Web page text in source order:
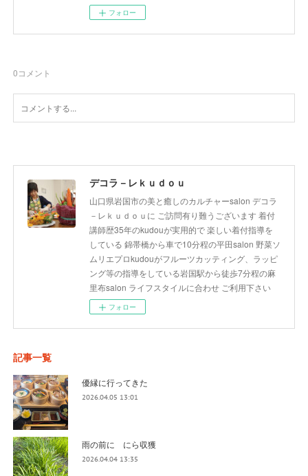
フォロー
0コメント
デコラ－レｋｕｄｏｕ
山口県岩国市の美と癒しのカルチャーsalon デコラ
－レｋｕｄｏｕに ご訪問有り難うございます 着付
講師歴35年のkudouが実用的で 楽しい着付指導を
している 錦帯橋から車で10分程の平田salon 野菜ソ
ムリエプロkudouがフルーツカッティング、ラッピ
ング等の指導をしている岩国駅から徒歩7分程の麻
里布salon ライフスタイルに合わせ ご利用下さい
フォロー
記事一覧
優縁に行ってきた
2026.04.05 13:01
雨の前に にら収獲
2026.04.04 13:35